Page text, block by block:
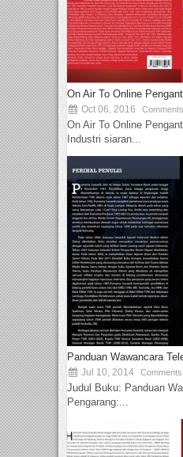
On Air To Online
Oct 06, 2016
On Air To Online
Industri siaran...
Panduan Wawancara
Jul 10, 2014
Judul Buku: Panduan
Pengarang:...